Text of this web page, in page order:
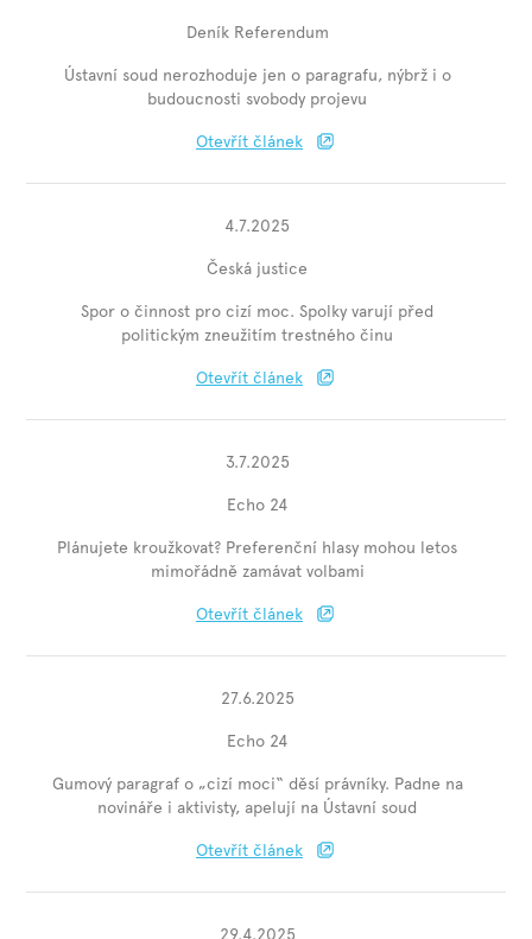
Deník Referendum
Ústavní soud nerozhoduje jen o paragrafu, nýbrž i o
budoucnosti svobody projevu
Otevřít článek
4.7.2025
Česká justice
Spor o činnost pro cizí moc. Spolky varují před
politickým zneužitím trestného činu
Otevřít článek
3.7.2025
Echo 24
Plánujete kroužkovat? Preferenční hlasy mohou letos
mimořádně zamávat volbami
Otevřít článek
27.6.2025
Echo 24
Gumový paragraf o „cizí moci“ děsí právníky. Padne na
novináře i aktivisty, apelují na Ústavní soud
Otevřít článek
29.4.2025